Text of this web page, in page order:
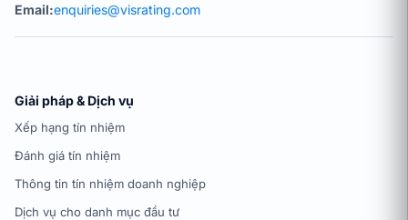
Email:enquiries@visrating.com
Giải pháp & Dịch vụ
Xếp hạng tín nhiệm
Đánh giá tín nhiệm
Thông tin tín nhiệm doanh nghiệp
Dịch vụ cho danh mục đầu tư